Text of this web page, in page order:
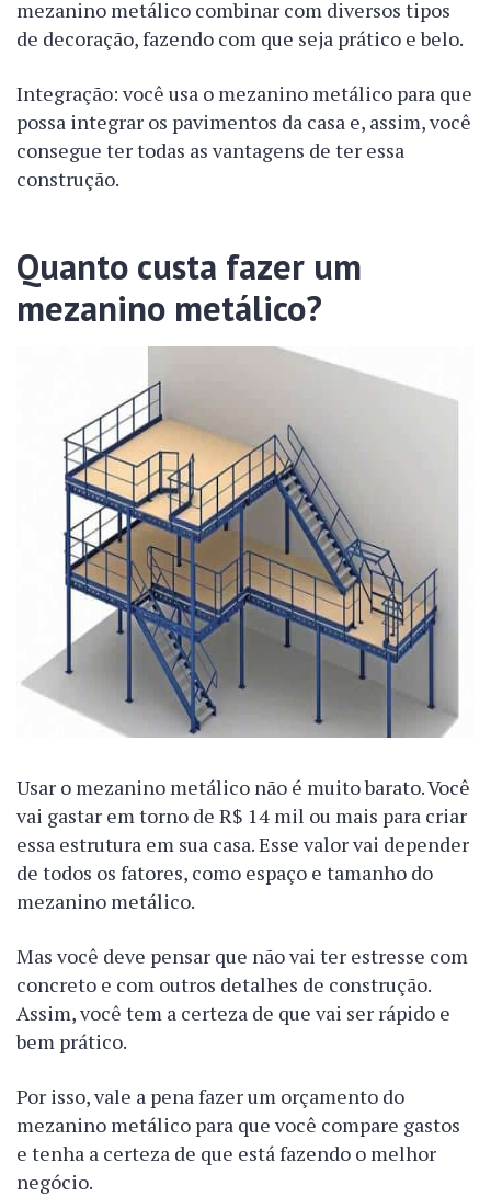
mezanino metálico combinar com diversos tipos
de decoração, fazendo com que seja prático e belo.
Integração: você usa o mezanino metálico para que
possa integrar os pavimentos da casa e, assim, você
consegue ter todas as vantagens de ter essa
construção.
Quanto custa fazer um
mezanino metálico?
Usar o mezanino metálico não é muito barato. Você
vai gastar em torno de R$ 14 mil ou mais para criar
essa estrutura em sua casa. Esse valor vai depender
de todos os fatores, como espaço e tamanho do
mezanino metálico.
Mas você deve pensar que não vai ter estresse com
concreto e com outros detalhes de construção.
Assim, você tem a certeza de que vai ser rápido e
bem prático.
Por isso, vale a pena fazer um orçamento do
mezanino metálico para que você compare gastos
e tenha a certeza de que está fazendo o melhor
negócio.